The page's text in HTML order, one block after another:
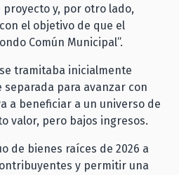
y, por otro lado,
el objetivo de que el
Común Municipal”.
tramitaba inicialmente
para avanzar con
a beneficiar a un universo de
valor, pero bajos ingresos.
de bienes raíces de 2026 a
y permitir una